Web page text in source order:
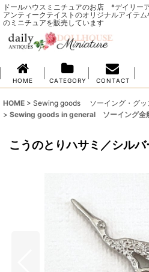
ドールハウスミニチュアのお店 *デイリー
アンティークテイストのオリジナルアイテ
のミニチュアを販売しています
H O M E C A T E G O R Y C O N T A C T
HOME > Sewing goods ソーイング・グッ
> Sewing goods in general ソーイング全
こうのとりハサミ／シルバ